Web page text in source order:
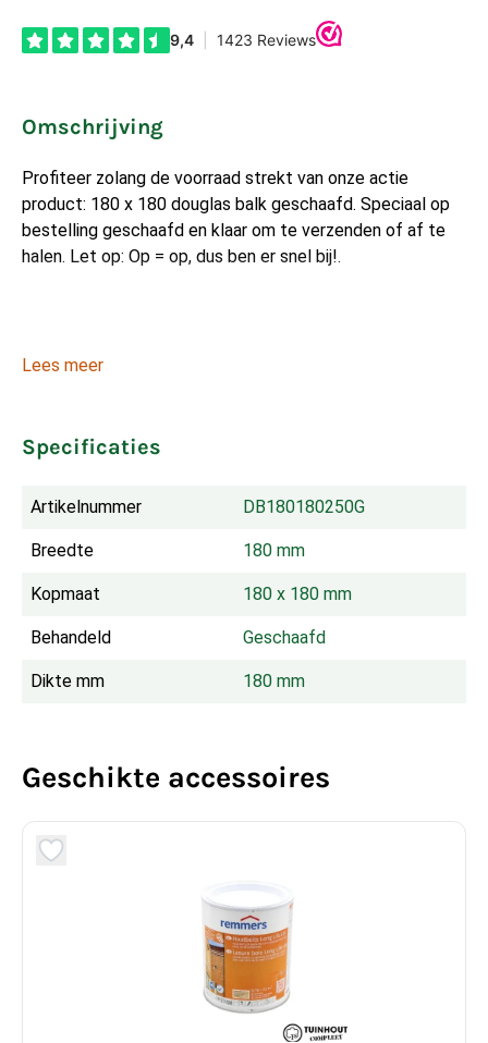
Omschrijving
Profiteer zolang de voorraad strekt van onze actie
product: 180 x 180 douglas balk geschaafd. Speciaal op
bestelling geschaafd en klaar om te verzenden of af te
halen. Let op: Op = op, dus ben er snel bij!.
Lees meer
Specificaties
Artikelnummer DB180180250G
Breedte 180 mm
Kopmaat 180 x 180 mm
Behandeld Geschaafd
Dikte mm 180 mm
Geschikte accessoires